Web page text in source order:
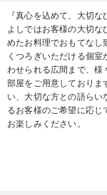
『真心を込めて、大切
よしではお客様の大切な
めたお料理でおもてなし
くつろぎいただける個室
わせられる広間まで、様
部屋をご用意しておりま
い、大切な方との語らい
るお客様のご希望に応じ
お楽しみください。